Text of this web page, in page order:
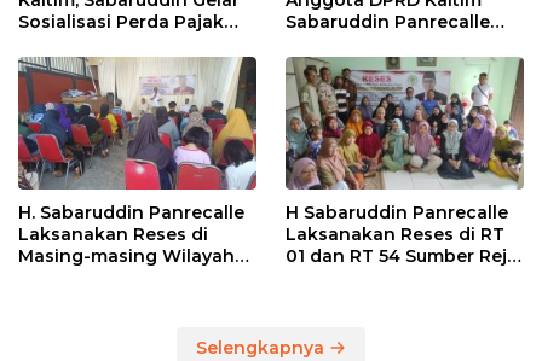
Sosialisasi Perda Pajak
Sepinggan Raya
Balikpapan
Sabaruddin Panrecalle
Balikpapan
H. Sabaruddin Panrecalle
Laksanakan Reses di
Masing-masing Wilayah
H Sabaruddin Panrecalle
Laksanakan Reses di RT
01 dan RT 54 Sumber Rejo
Selengkapnya